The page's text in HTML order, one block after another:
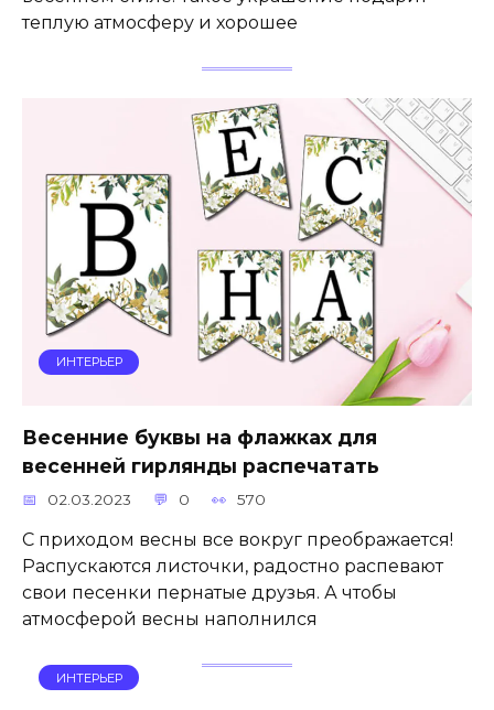
теплую атмосферу и хорошее
ИНТЕРЬЕР
Весенние буквы на флажках для
весенней гирлянды распечатать
02.03.2023 0 570
С приходом весны все вокруг преображается!
Распускаются листочки, радостно распевают
свои песенки пернатые друзья. А чтобы
атмосферой весны наполнился
ИНТЕРЬЕР